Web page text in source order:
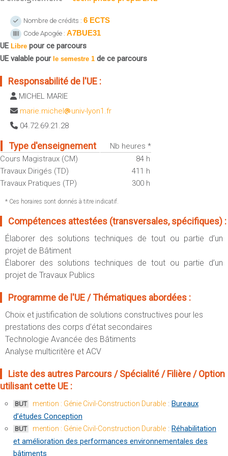
Sportives)
UFR FS (Chimie, Mathématique, Physique)
UFR Biosciences (Biologie, Biochimie)
GEP (Génie Electrique des Procédés - Département composante)
Informatique (Département Composante)
Mécanique (Département composante)
Fermer
OUTILS
Intranet des personnels
Moodle
Emploi du temps
Messagerie
Stage et emploi
Portefeuille d'Expériences et
Fermer
Nombre de crédits : 6 ECTS
Code Apogée : A7BUE31
UE Libre pour ce parcours
UE valable pour le semestre 1 de ce parcours
Responsabilité de l'UE :
MICHEL MARIE
marie.michel
univ-lyon1.fr
04.72.69.21.28
Type d'enseignement
Nb heures *
Cours Magistraux (CM)
84 h
Travaux Dirigés (TD)
411 h
Travaux Pratiques (TP)
300 h
* Ces horaires sont donnés à titre indicatif.
Compétences attestées (transversales, spécifiques) :
Élaborer des solutions techniques de tout ou partie d’un
projet de Bâtiment
Élaborer des solutions techniques de tout ou partie d’un
projet de Travaux Publics
Programme de l'UE / Thématiques abordées :
Choix et justification de solutions constructives pour les
prestations des corps d’état secondaires
Technologie Avancée des Bâtiments
Analyse multicritère et ACV
Liste des autres Parcours / Spécialité / Filière / Option
utilisant cette UE :
BUT mention : Génie Civil-Construction Durable : Bureaux
d’études Conception
BUT mention : Génie Civil-Construction Durable : Réhabilitation
et amélioration des performances environnementales des
bâtiments